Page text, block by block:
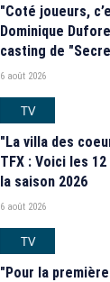
"Coté joueurs,
Dominique
casting de
6 août 2026
TV
"La villa des
TFX : Voici les
la saison 2026
6 août 2026
TV
"Pour la